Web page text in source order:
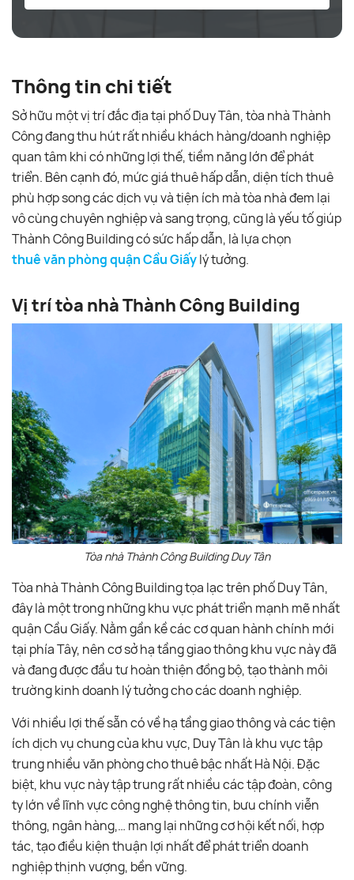
Thông tin chi tiết
Sở hữu một vị trí đắc địa tại phố Duy Tân, tòa nhà Thành
Công đang thu hút rất nhiều khách hàng/doanh nghiệp
quan tâm khi có những lợi thế, tiềm năng lớn để phát
triển. Bên cạnh đó, mức giá thuê hấp dẫn, diện tích thuê
phù hợp song các dịch vụ và tiện ích mà tòa nhà đem lại
vô cùng chuyên nghiệp và sang trọng, cũng là yếu tố giúp
Thành Công Building có sức hấp dẫn, là lựa chọn
thuê văn phòng quận Cầu Giấylý tưởng.
Vị trí tòa nhà Thành Công Building
Tòa nhà Thành Công Building Duy Tân
Tòa nhà Thành Công Building tọa lạc trên phố Duy Tân,
đây là một trong những khu vực phát triển mạnh mẽ nhất
quận Cầu Giấy. Nằm gần kề các cơ quan hành chính mới
tại phía Tây, nên cơ sở hạ tầng giao thông khu vực này đã
và đang được đầu tư hoàn thiện đồng bộ, tạo thành môi
trường kinh doanh lý tưởng cho các doanh nghiệp.
Với nhiều lợi thế sẵn có về hạ tầng giao thông và các tiện
ích dịch vụ chung của khu vực, Duy Tân là khu vực tập
trung nhiều văn phòng cho thuê bậc nhất Hà Nội. Đặc
biệt, khu vực này tập trung rất nhiều các tập đoàn, công
ty lớn về lĩnh vực công nghệ thông tin, bưu chính viễn
thông, ngân hàng,… mang lại những cơ hội kết nối, hợp
tác, tạo điều kiện thuận lợi nhất để phát triển doanh
nghiệp thịnh vượng, bền vững.